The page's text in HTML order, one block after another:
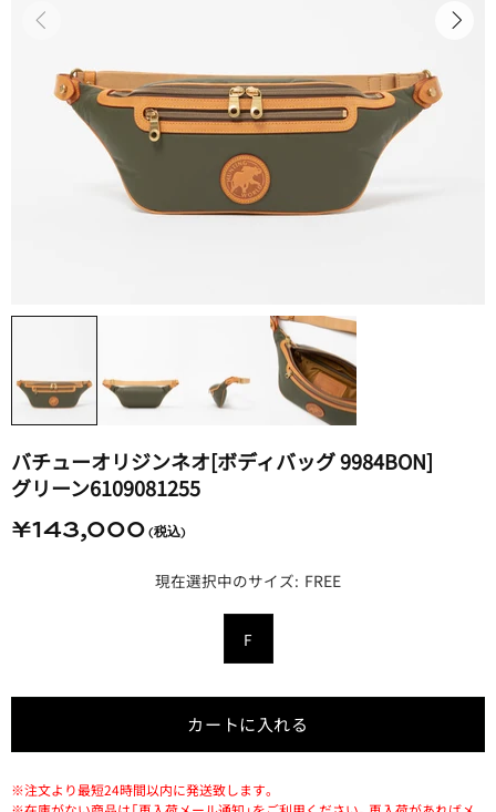
バチューオリジンネオ​[ボディバッグ 9984BON]​
グリーン6109081255
¥143,000
FREE
カートに入れる
※注文より最短24時間以内に発送致します。